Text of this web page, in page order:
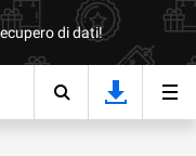
di dati!